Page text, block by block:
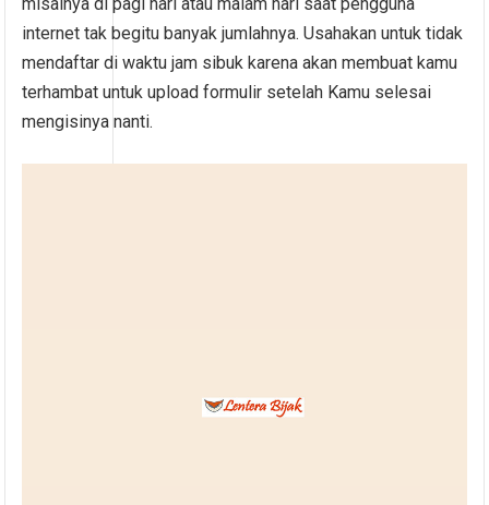
internet tak begitu banyak jumlahnya. Usahakan untuk tidak
mendaftar di waktu jam sibuk karena akan membuat kamu
terhambat untuk upload formulir setelah Kamu selesai
mengisinya nanti.